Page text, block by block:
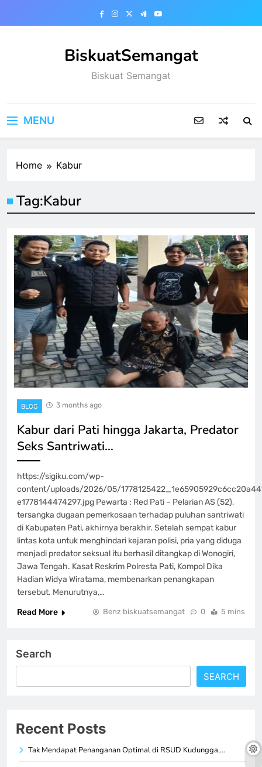
BiskuatSemangat
Biskuat Semangat
MENU
Home Kabur
Tag:Kabur
BLOG 3 months ago
Kabur dari Pati hingga Jakarta, Predator
Seks Santriwati…
https://sigiku.com/wp-
content/uploads/2026/05/
e1778144474297.jpg Pewarta : Red Pati – Pelarian AS (52),
tersangka dugaan pemerkosaan terhadap puluhan santriwati
di Kabupaten Pati, akhirnya berakhir. Setelah sempat kabur
lintas kota untuk menghindari kejaran polisi, pria yang diduga
menjadi predator seksual itu berhasil ditangkap di Wonogiri,
Jawa Tengah. Kasat Reskrim Polresta Pati, Kompol Dika
Hadian Widya Wiratama, membenarkan penangkapan
tersebut. Menurutnya,…
Read More
Benz biskuatsemangat 0 5 mins
Search
SEARCH
Recent Posts
Tak Mendapat Penanganan Optimal di RSUD Kudungga,…